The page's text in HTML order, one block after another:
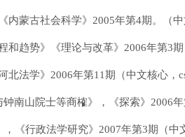
蒙古社会科学》2005年第4期。（中
和趋势》《理论与改革》2006年第3期
法学》2006年第11期（中文核心，
南山院士等商榷》，《探索》2006年
《行政法学研究》2007年第3期（中